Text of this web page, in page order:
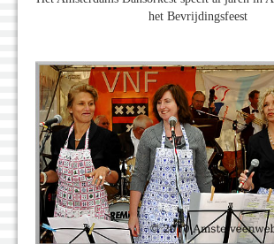
het Bevrijdingsfeest